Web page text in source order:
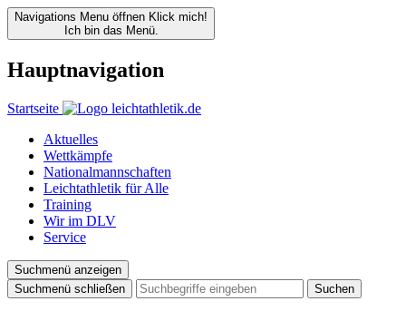
Navigations Menu öffnen Klick mich!
Ich bin das Menü.
Hauptnavigation
Startseite
Aktuelles
Wettkämpfe
Nationalmannschaften
Leichtathletik für Alle
Training
Wir im DLV
Service
Suchmenü anzeigen
Suchmenü schließen
Suchen